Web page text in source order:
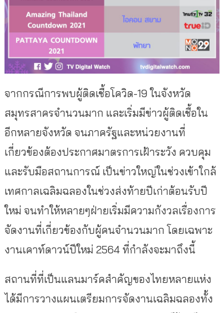
จากกรณีการพบผู้ติดเชื้อโควิด-19 ในจังหวัด
สมุทรสาครจำนวนมาก และเริ่มมีข่าวผู้ติดเชื้อใน
อีกหลายจังหวัด จนภาครัฐและหน่วยงานที่
เกี่ยวข้องต้องประกาศมาตรการเฝ้าระวัง ควบคุม
และรับมือสถานการณ์ เป็นข่าวใหญ่ในช่วงเข้าใกล้
เทศกาลเฉลิมฉลองในช่วงส่งท้ายปีเก่าต้อนรับปี
ใหม่ จนทำให้หลายๆฝ่ายเริ่มมีความกังวลเรื่องการ
จัดงานที่เกี่ยวข้องกับผู้คนจำนวนมาก โดยเฉพาะ
งานเคาท์ดาวน์ปีใหม่ 2564 ที่กำลังจะมาถึงนี้
สถานที่ที่เป็นแลนมาร์คสำคัญของไทยหลายแห่ง
ได้มีการวางแผนเตรียมการจัดงานเฉลิมฉลองทั้ง